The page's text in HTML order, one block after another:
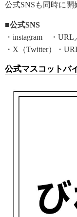
公式SNSも同時に開
■公式SNS
・instagram ・URL
・X（Twitter）・
公式マスコットバ